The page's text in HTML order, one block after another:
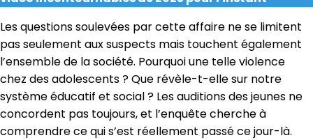
Les questions soulevées par cette affaire ne se limitent
pas seulement aux suspects mais touchent également
l’ensemble de la société. Pourquoi une telle violence
chez des adolescents ? Que révèle-t-elle sur notre
système éducatif et social ? Les auditions des jeunes ne
concordent pas toujours, et l’enquête cherche à
comprendre ce qui s’est réellement passé ce jour-là.